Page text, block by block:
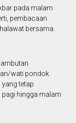
pada malam
pembacaan
bersama.
wati pondok
tetap
hingga malam